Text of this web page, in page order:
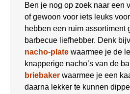
Ben je nog op zoek naar een
of gewoon voor iets leuks
hebben een ruim assortiment
barbecue liefhebber. Denk
nacho-plate waarmee je de
knapperige nacho’s van de
briebaker waarmee je een
daarna lekker te kunnen